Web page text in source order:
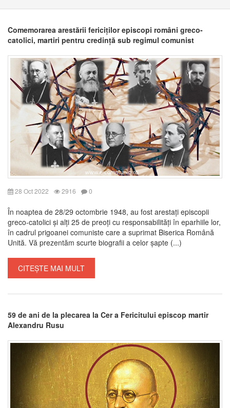
Comemorarea arestării fericiților episcopi români greco-
catolici, martiri pentru credință sub regimul comunist
28 Oct 2022 2916 0
În noaptea de 28/29 octombrie 1948, au fost arestați episcopii
greco-catolici și alți 25 de preoți cu responsabilități în eparhiile lor,
în cadrul prigoanei comuniste care a suprimat Biserica Română
Unită. Vă prezentăm scurte biografii a celor șapte (...)
CITEȘTE MAI MULT
59 de ani de la plecarea la Cer a Fericitului episcop martir
Alexandru Rusu